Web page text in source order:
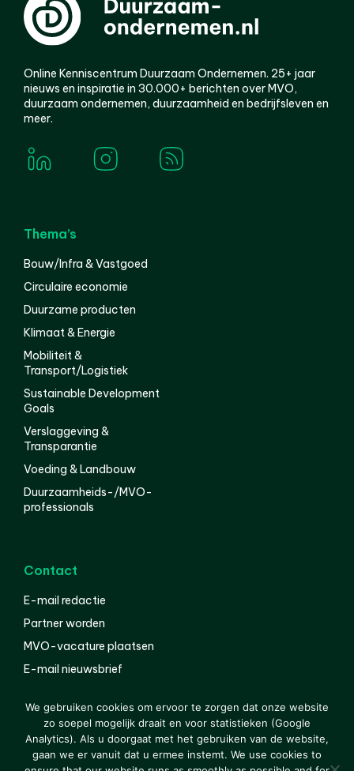
Online Kenniscentrum Duurzaam Ondernemen. 25+ jaar
nieuws en inspiratie in 30.000+ berichten over MVO,
duurzaam ondernemen, duurzaamheid en bedrijfsleven en
meer.
Thema’s
Bouw/Infra & Vastgoed
Circulaire economie
Duurzame producten
Klimaat & Energie
Mobiliteit &
Transport/Logistiek
Sustainable Development
Goals
Verslaggeving &
Transparantie
Voeding & Landbouw
Duurzaamheids-/MVO-
professionals
Contact
E-mail redactie
Partner worden
MVO-vacature plaatsen
E-mail nieuwsbrief
© 2000-2026 Van der Molen EIS Colofon
Disclaimer
We gebruiken cookies om ervoor te zorgen dat onze website
zo soepel mogelijk draait en voor statistieken (Google
Analytics). Als u doorgaat met het gebruiken van de website,
gaan we er vanuit dat u ermee instemt. We use cookies to